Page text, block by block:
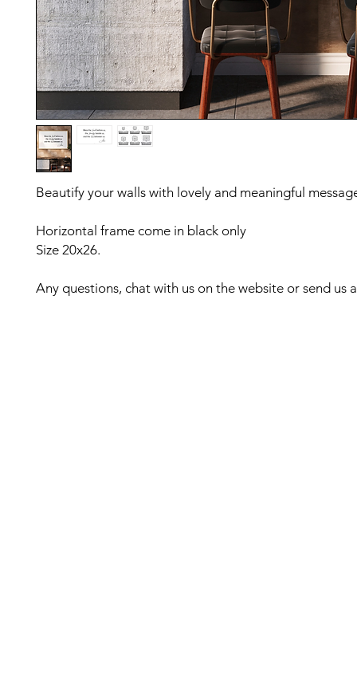
Beautify your walls with lovely and meaningful
Horizontal frame come in black only
Size 20x26.
Any questions, chat with us on the website or send us